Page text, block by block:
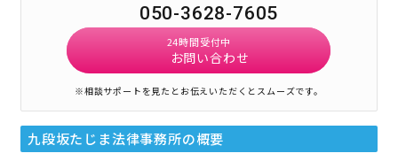
050-3628-7605
24時間受付中
お問い合わせ
※相談サポートを見たとお伝えいただくとスムーズです。
九段坂たじま法律事務所の概要